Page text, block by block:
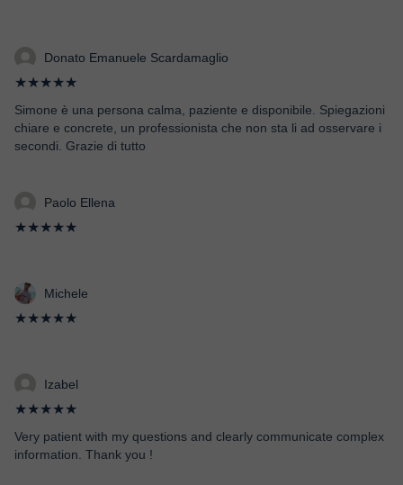
Donato Emanuele Scardamaglio
★★★★★
Simone è una persona calma, paziente e disponibile. Spiegazioni
chiare e concrete, un professionista che non sta li ad osservare i
secondi. Grazie di tutto
Paolo Ellena
★★★★★
Michele
★★★★★
Izabel
★★★★★
Very patient with my questions and clearly communicate complex
information. Thank you !